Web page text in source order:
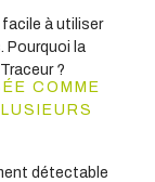
facile à utiliser
Pourquoi la
?
COMME
détectable